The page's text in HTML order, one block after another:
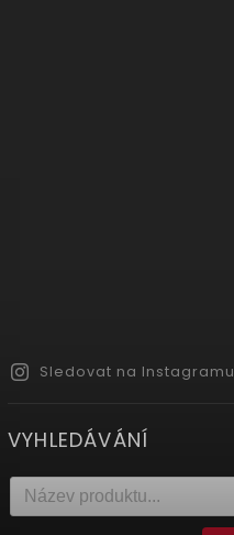
Sledovat na Instagramu
VYHLEDÁVÁNÍ